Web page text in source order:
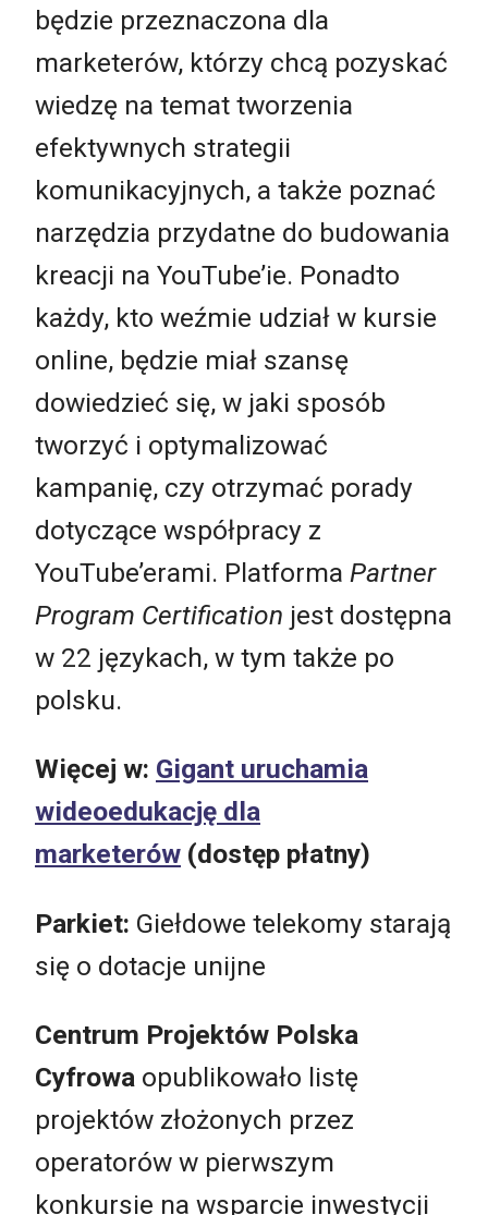
będzie przeznaczona dla
marketerów, którzy chcą pozyskać
wiedzę na temat tworzenia
efektywnych strategii
komunikacyjnych, a także poznać
narzędzia przydatne do budowania
kreacji na YouTube’ie. Ponadto
każdy, kto weźmie udział w kursie
online, będzie miał szansę
dowiedzieć się, w jaki sposób
tworzyć i optymalizować
kampanię, czy otrzymać porady
dotyczące współpracy z
YouTube’erami. Platforma Partner
Program Certification jest dostępna
w 22 językach, w tym także po
polsku.
Więcej w: Gigant uruchamia
wideoedukację dla
marketerów (dostęp płatny)
Parkiet: Giełdowe telekomy starają
się o dotacje unijne
Centrum Projektów Polska
Cyfrowa opublikowało listę
projektów złożonych przez
operatorów w pierwszym
konkursie na wsparcie inwestycji